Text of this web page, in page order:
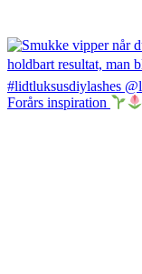
Forårs inspiration